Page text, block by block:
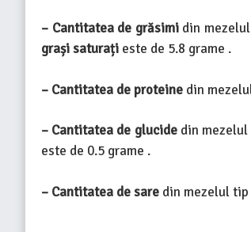
– Cantitatea de grăsimi din
grași saturați este de 5.8 grame .
– Cantitatea de proteine din
– Cantitatea de glucide din
este de 0.5 grame .
– Cantitatea de sare din mezelul tip